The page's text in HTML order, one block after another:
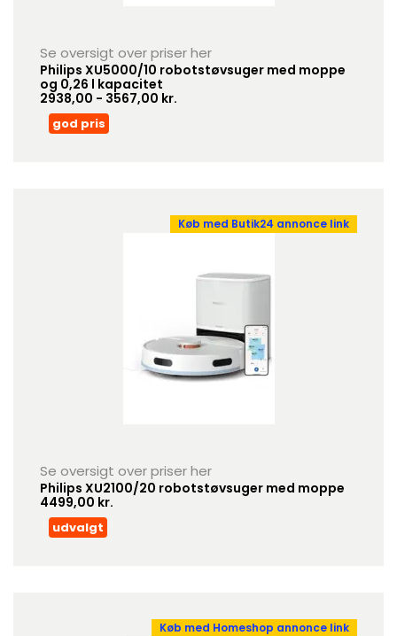
Se oversigt over priser her
Philips XU5000/10 robotstøvsuger med moppe
og 0,26 l kapacitet
2938,00 - 3567,00 kr.
god pris
Køb med Butik24 annonce link
Se oversigt over priser her
Philips XU2100/20 robotstøvsuger med moppe
4499,00 kr.
udvalgt
Køb med Homeshop annonce link